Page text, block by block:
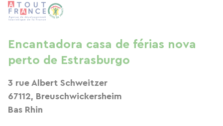
Encantadora casa de férias nova
perto de Estrasburgo
3 rue Albert Schweitzer
67112, Breuschwickersheim
Bas Rhin